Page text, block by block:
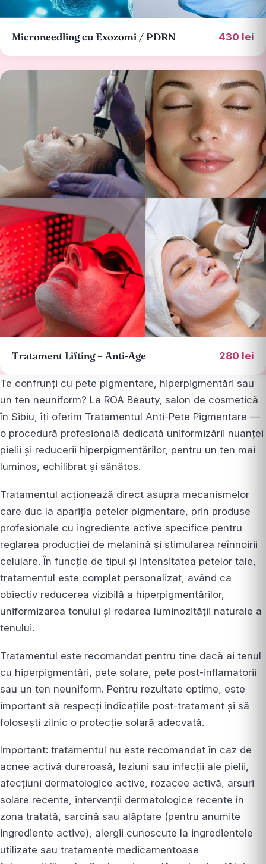
Microneedling cu Exozomi / PDRN 430 lei
Tratament Lifting – Anti-Age 280 lei
Te confrunți cu pete pigmentare, hiperpigmentări sau
un ten neuniform? La ROA Beauty, salon de cosmetică
în Sibiu, îți oferim Tratamentul Anti-Pete Pigmentare —
o procedură profesională dedicată uniformizării nuanței
pielii și reducerii hiperpigmentărilor, pentru un ten mai
luminos, echilibrat și sănătos.
Tratamentul acționează direct asupra mecanismelor
care duc la apariția petelor pigmentare, prin produse
profesionale cu ingrediente active specifice pentru
reglarea producției de melanină și stimularea reînnoirii
celulare. În funcție de tipul și intensitatea petelor tale,
tratamentul este complet personalizat, având ca
obiectiv reducerea vizibilă a hiperpigmentărilor,
uniformizarea tonului și redarea luminozității naturale a
tenului.
Tratamentul este recomandat pentru tine dacă ai tenul
cu hiperpigmentări, pete solare, pete post-inflamatorii
sau un ten neuniform. Pentru rezultate optime, este
important să respecți indicațiile post-tratament și să
folosești zilnic o protecție solară adecvată.
Important: tratamentul nu este recomandat în caz de
acnee activă dureroasă, leziuni sau infecții ale pielii,
afecțiuni dermatologice active, rozacee activă, arsuri
solare recente, intervenții dermatologice recente în
zona tratată, sarcină sau alăptare (pentru anumite
ingrediente active), alergii cunoscute la ingredientele
utilizate sau tratamente medicamentoase